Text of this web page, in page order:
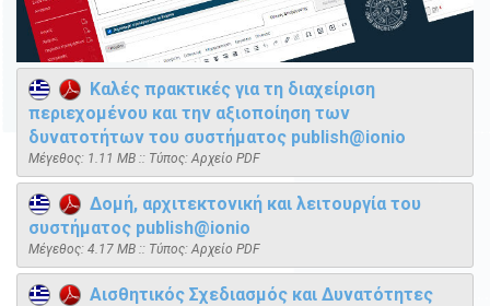
Καλές πρακτικές για τη διαχείριση
περιεχομένου και την αξιοποίηση των
δυνατοτήτων του συστήματος publish@ionio
Mέγεθος: 1.11 MB :: Τύπος: Αρχείο PDF
Δομή, αρχιτεκτονική και λειτουργία του
συστήματος publish@ionio
Mέγεθος: 4.17 MB :: Τύπος: Αρχείο PDF
Αισθητικός Σχεδιασμός και Δυνατότητες